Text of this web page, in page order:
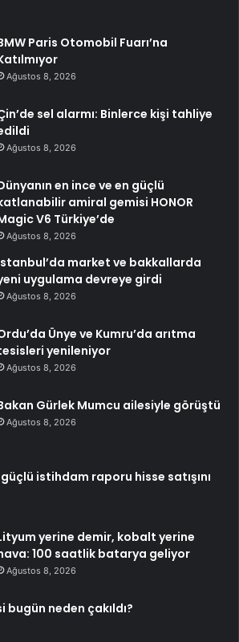
Paris Otomobil Fuarı’na
Ağustos 8, 2026
sel alarmı: Binlerce kişi tahliye
Ağustos 8, 2026
en ince ve en güçlü
amiral gemisi HONOR
V6 Türkiye’de
Ağustos 8, 2026
market ve bakkallarda
uygulama devreye girdi
Ağustos 8, 2026
Ünye ve Kumru’da arıtma
yenileniyor
Ağustos 8, 2026
Gürlek Mumcu ailesiyle görüştü
Ağustos 8, 2026
istihdam raporu hisse satışını
yerine demir, kobalt yerine
100 saatlik batarya geliyor
Ağustos 8, 2026
bugün neden çakıldı?